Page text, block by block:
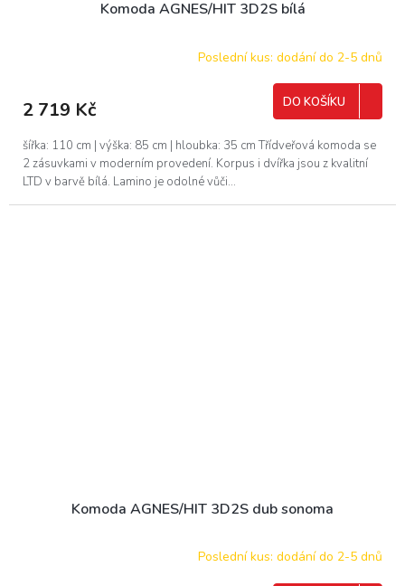
Komoda AGNES/HIT 3D2S bílá
Poslední kus: dodání do 2-5 dnů
2 719 Kč DO KOŠÍKU
šířka: 110 cm | výška: 85 cm | hloubka: 35 cm Třídveřová komoda se
2 zásuvkami v moderním provedení. Korpus i dvířka jsou z kvalitní
LTD v barvě bílá. Lamino je odolné vůči...
Komoda AGNES/HIT 3D2S dub sonoma
Poslední kus: dodání do 2-5 dnů